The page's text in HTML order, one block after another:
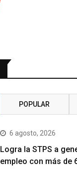
POPULAR
6 agosto, 2026
Logra la STPS a
empleo con más de